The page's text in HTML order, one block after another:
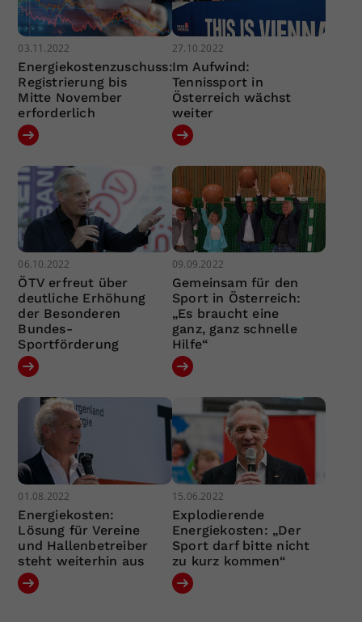
03.11.2022
Energiekostenzuschuss:
Registrierung bis
Mitte November
erforderlich
27.10.2022
Im Aufwind:
Tennissport in
Österreich wächst
weiter
06.10.2022
ÖTV erfreut über
deutliche Erhöhung
der Besonderen
Bundes-
Sportförderung
09.09.2022
Gemeinsam für den
Sport in Österreich:
„Es braucht eine
ganz, ganz schnelle
Hilfe“
01.08.2022
Energiekosten:
Lösung für Vereine
und Hallenbetreiber
steht weiterhin aus
15.06.2022
Explodierende
Energiekosten: „Der
Sport darf bitte nicht
zu kurz kommen“